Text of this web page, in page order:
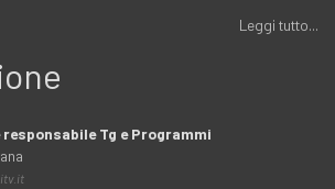
Leggi tutto...
Tg e Programmi